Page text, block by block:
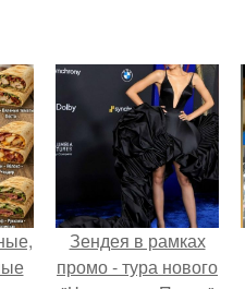
Зендея в рамках
промо - тура нового